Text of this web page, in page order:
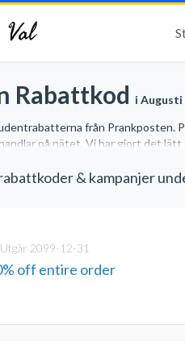
Val
Rabattkod i Augusti
från Prankposten.
på nätet. Vi har gjort det
& kampanjer
Utgår 2099-12-31
off entire order